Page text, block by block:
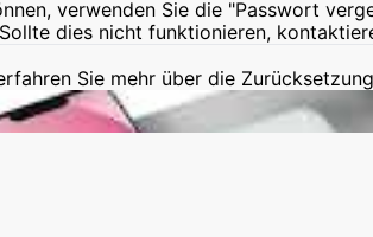
verwenden Sie die "Passwort
dies nicht funktionieren,
Sie mehr über die